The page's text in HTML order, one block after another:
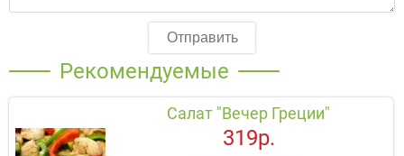
Отправить
Рекомендуемые
Салат "Вечер Греции"
319р.